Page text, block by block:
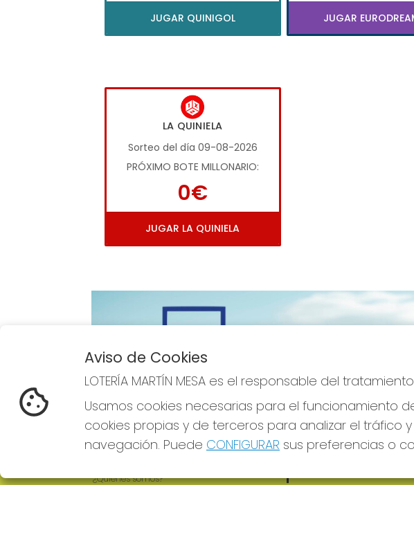
JUGAR QUINIGOL JUGAR
LA QUINIELA
Sorteo del día 09-08-2026
PRÓXIMO BOTE MILLONARIO:
0€
JUGAR LA QUINIELA
Imagen anterior
LOTERÍA MARTÍN MESA
¿Quiénes somos?
REDES SOCIALES
Aviso de Cookies
LOTERÍA MARTÍN MESA es el responsable del
Usamos cookies necesarias para el funcionamiento
cookies propias y de terceros para analizar el tráfico
navegación. Puede CONFIGURAR sus preferencias o